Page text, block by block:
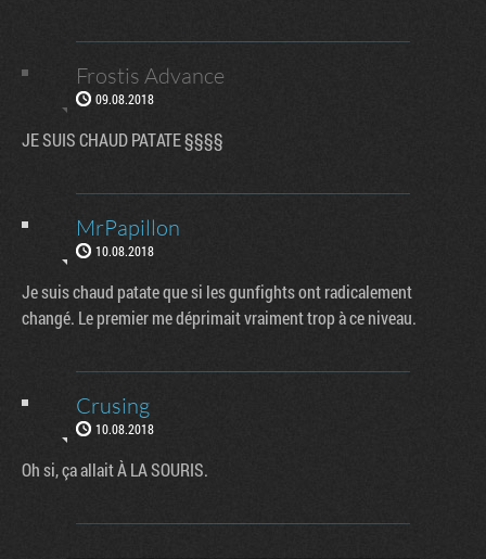
Frostis Advance
09.08.2018
JE SUIS CHAUD PATATE §§§§
MrPapillon
10.08.2018
Je suis chaud patate que si les gunfights ont radicalement
changé. Le premier me déprimait vraiment trop à ce niveau.
Crusing
10.08.2018
Oh si, ça allait À LA SOURIS.